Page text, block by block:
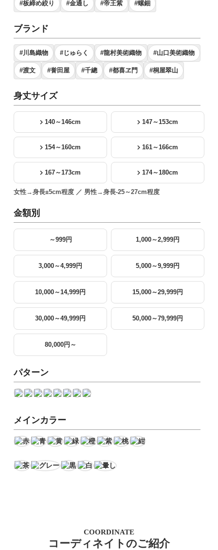
#板締め絞り #金通し #帝王紫 #螺鈿
ブランド
#川島織物 #じゅらく #龍村美術織物 #山口美術織物
#渡文 #誉田屋 #千總 #都喜ヱ門 #桐屋翠山
身丈サイズ
140～146cm 147～153cm
154～160cm 161～166cm
167～173cm 174～180cm
女性→身長±5cm程度 ／ 男性→身長-25～27cm程度
金額別
～999円 1,000～2,999円
3,000～4,999円 5,000～9,999円
10,000～14,999円 15,000～29,999円
30,000～49,999円 50,000～79,999円
80,000円～
パターン
メインカラー
COORDINATE
コーディネイトのご紹介